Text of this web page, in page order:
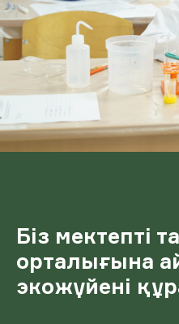
Біз мектепті
орталығына
экожүйені